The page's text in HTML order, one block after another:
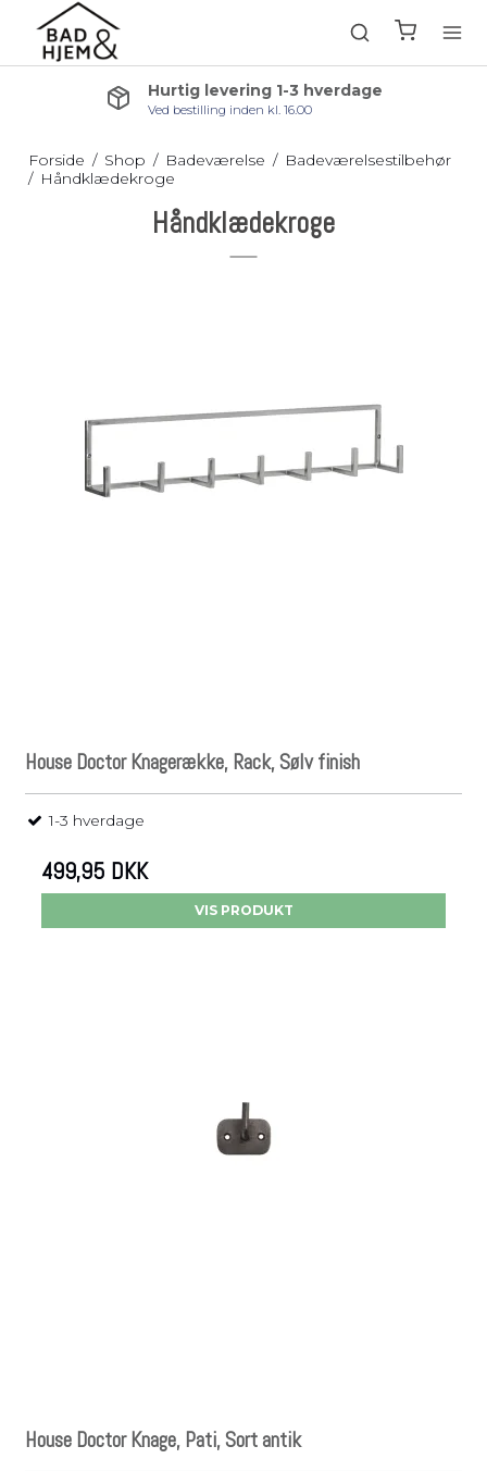
Hurtig levering 1-3 hverdage
Ved bestilling inden kl. 16.00
Forside / Shop / Badeværelse / Badeværelsestilbehør
/ Håndklædekroge
Håndklædekroge
House Doctor Knagerække, Rack, Sølv finish
1-3 hverdage
499,95 DKK
VIS PRODUKT
House Doctor Knage, Pati, Sort antik